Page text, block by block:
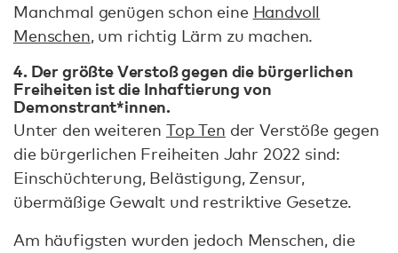
Manchmal genügen schon eine Handvoll
Menschen, um richtig Lärm zu machen.
4. Der größte Verstoß gegen die bürgerlichen
Freiheiten ist die Inhaftierung von
Demonstrant*innen.
Unter den weiteren Top Ten der Verstöße gegen
die bürgerlichen Freiheiten Jahr 2022 sind:
Einschüchterung, Belästigung, Zensur,
übermäßige Gewalt und restriktive Gesetze.
Am häufigsten wurden jedoch Menschen, die